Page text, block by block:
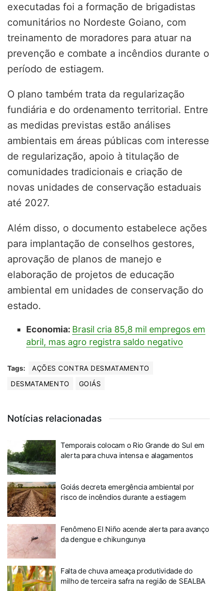
executadas foi a formação de brigadistas
comunitários no Nordeste Goiano, com
treinamento de moradores para atuar na
prevenção e combate a incêndios durante o
período de estiagem.
O plano também trata da regularização
fundiária e do ordenamento territorial. Entre
as medidas previstas estão análises
ambientais em áreas públicas com interesse
de regularização, apoio à titulação de
comunidades tradicionais e criação de
novas unidades de conservação estaduais
até 2027.
Além disso, o documento estabelece ações
para implantação de conselhos gestores,
aprovação de planos de manejo e
elaboração de projetos de educação
ambiental em unidades de conservação do
estado.
Economia: Brasil cria 85,8 mil empregos em
abril, mas agro registra saldo negativo
Tags:
AÇÕES CONTRA DESMATAMENTO
DESMATAMENTO
GOIÁS
Notícias relacionadas
Temporais colocam o Rio Grande do Sul em
alerta para chuva intensa e alagamentos
Goiás decreta emergência ambiental por
risco de incêndios durante a estiagem
Fenômeno El Niño acende alerta para avanço
da dengue e chikungunya
Falta de chuva ameaça produtividade do
milho de terceira safra na região de SEALBA